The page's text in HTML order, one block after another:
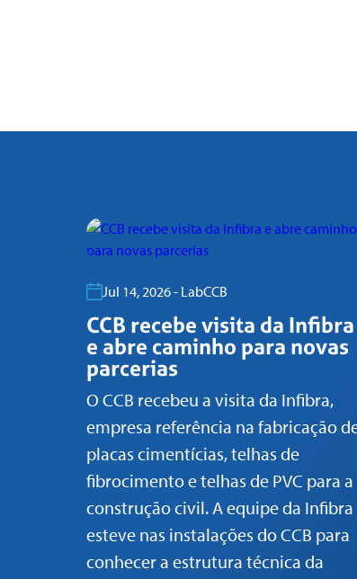
Jul 14, 2026 - LabCCB
CCB recebe visita da Infibra
e abre caminho para novas
parcerias
O CCB recebeu a visita da Infibra,
empresa referência na fabricação
placas cimentícias, telhas de
fibrocimento e telhas de PVC para a
construção civil. A equipe da Infibra
esteve nas instalações do CCB para
conhecer a estrutura técnica da